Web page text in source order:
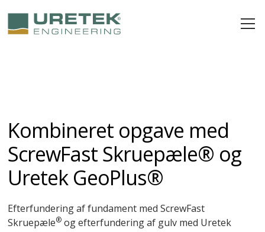
Kombineret opgave med
ScrewFast Skruepæle® og
Uretek GeoPlus®
Efterfundering af fundament med ScrewFast
Skruepæle® og efterfundering af gulv med Uretek